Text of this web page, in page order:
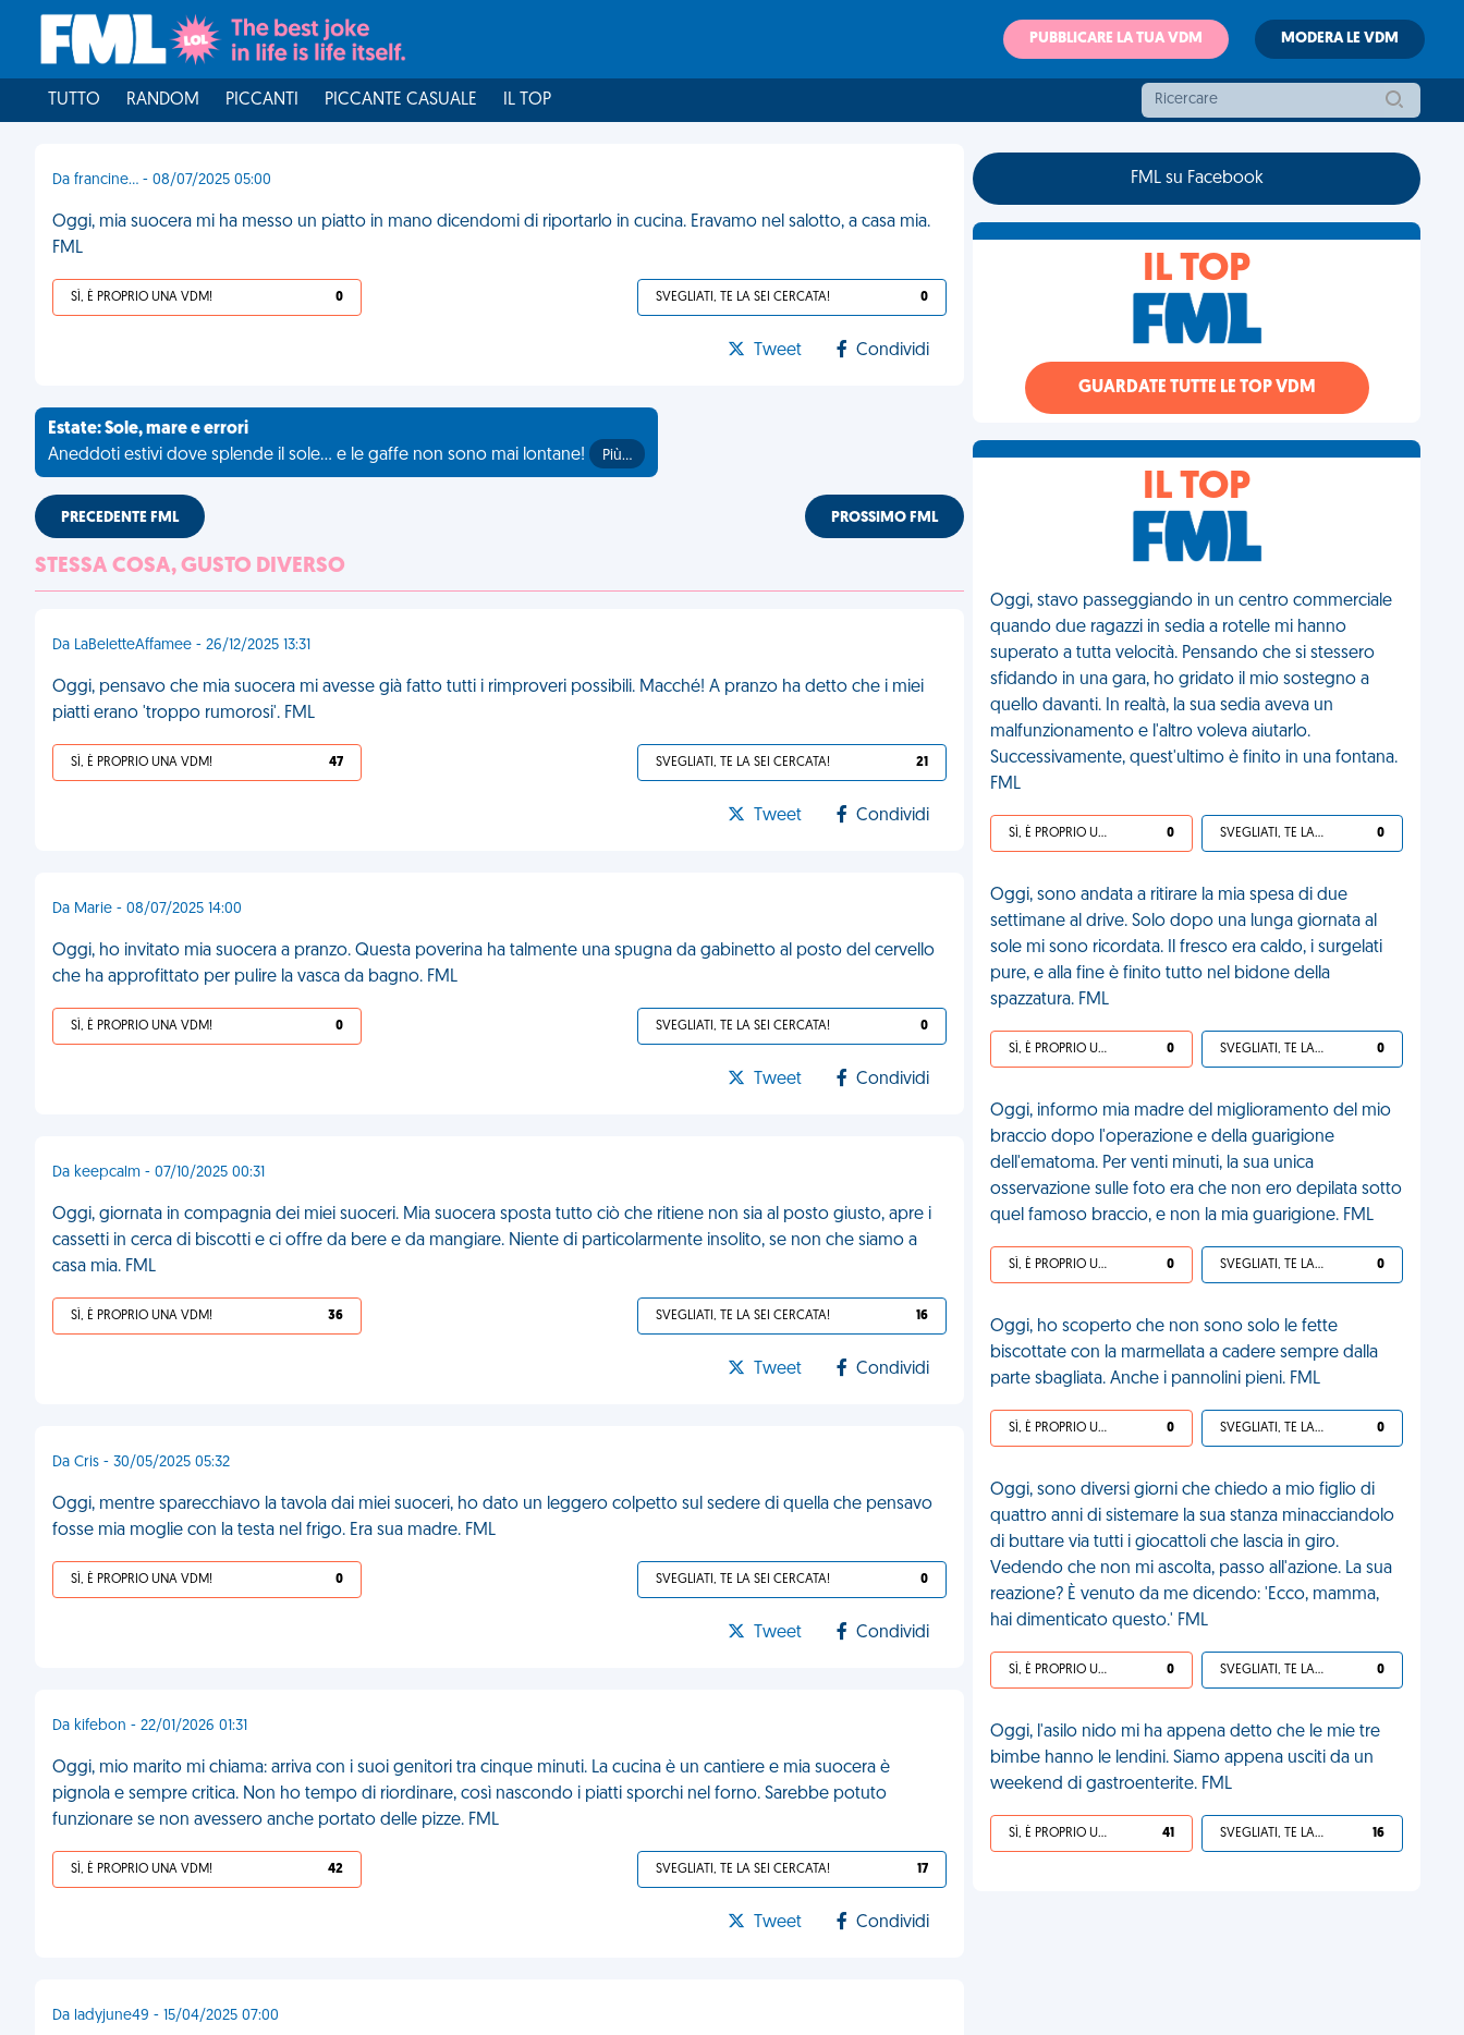
PUBBLICARE LA TUA VDM MODERA LE VDM
TUTTO RANDOM PICCANTI PICCANTE CASUALE IL TOP
Da francine... - 08/07/2025 05:00
Oggi, mia suocera mi ha messo un piatto in mano dicendomi di riportarlo in cucina. Eravamo nel salotto, a casa mia.
FML
SÌ, È PROPRIO UNA VDM! 0 SVEGLIATI, TE LA SEI CERCATA! 0
Tweet Condividi
Estate: Sole, mare e errori
Aneddoti estivi dove splende il sole... e le gaffe non sono mai lontane!
Più…
PRECEDENTE FML PROSSIMO FML
STESSA COSA, GUSTO DIVERSO
Da LaBeletteAffamee - 26/12/2025 13:31
Oggi, pensavo che mia suocera mi avesse già fatto tutti i rimproveri possibili. Macché! A pranzo ha detto che i miei
piatti erano 'troppo rumorosi'. FML
SÌ, È PROPRIO UNA VDM! 47 SVEGLIATI, TE LA SEI CERCATA! 21
Tweet Condividi
Da Marie - 08/07/2025 14:00
Oggi, ho invitato mia suocera a pranzo. Questa poverina ha talmente una spugna da gabinetto al posto del cervello
che ha approfittato per pulire la vasca da bagno. FML
SÌ, È PROPRIO UNA VDM! 0 SVEGLIATI, TE LA SEI CERCATA! 0
Tweet Condividi
Da keepcalm - 07/10/2025 00:31
Oggi, giornata in compagnia dei miei suoceri. Mia suocera sposta tutto ciò che ritiene non sia al posto giusto, apre i
cassetti in cerca di biscotti e ci offre da bere e da mangiare. Niente di particolarmente insolito, se non che siamo a
casa mia. FML
SÌ, È PROPRIO UNA VDM! 36 SVEGLIATI, TE LA SEI CERCATA! 16
Tweet Condividi
Da Cris - 30/05/2025 05:32
Oggi, mentre sparecchiavo la tavola dai miei suoceri, ho dato un leggero colpetto sul sedere di quella che pensavo
fosse mia moglie con la testa nel frigo. Era sua madre. FML
SÌ, È PROPRIO UNA VDM! 0 SVEGLIATI, TE LA SEI CERCATA! 0
Tweet Condividi
Da kifebon - 22/01/2026 01:31
Oggi, mio marito mi chiama: arriva con i suoi genitori tra cinque minuti. La cucina è un cantiere e mia suocera è
pignola e sempre critica. Non ho tempo di riordinare, così nascondo i piatti sporchi nel forno. Sarebbe potuto
funzionare se non avessero anche portato delle pizze. FML
SÌ, È PROPRIO UNA VDM! 42 SVEGLIATI, TE LA SEI CERCATA! 17
Tweet Condividi
Da ladyjune49 - 15/04/2025 07:00
FML su Facebook
IL TOP
GUARDATE TUTTE LE TOP VDM
IL TOP
Oggi, stavo passeggiando in un centro commerciale
quando due ragazzi in sedia a rotelle mi hanno
superato a tutta velocità. Pensando che si stessero
sfidando in una gara, ho gridato il mio sostegno a
quello davanti. In realtà, la sua sedia aveva un
malfunzionamento e l'altro voleva aiutarlo.
Successivamente, quest'ultimo è finito in una fontana.
FML
SÌ, È PROPRIO UNA VDM! 0 SVEGLIATI, TE LA SEI CERCATA! 0
Oggi, sono andata a ritirare la mia spesa di due
settimane al drive. Solo dopo una lunga giornata al
sole mi sono ricordata. Il fresco era caldo, i surgelati
pure, e alla fine è finito tutto nel bidone della
spazzatura. FML
SÌ, È PROPRIO UNA VDM! 0 SVEGLIATI, TE LA SEI CERCATA! 0
Oggi, informo mia madre del miglioramento del mio
braccio dopo l'operazione e della guarigione
dell'ematoma. Per venti minuti, la sua unica
osservazione sulle foto era che non ero depilata sotto
quel famoso braccio, e non la mia guarigione. FML
SÌ, È PROPRIO UNA VDM! 0 SVEGLIATI, TE LA SEI CERCATA! 0
Oggi, ho scoperto che non sono solo le fette
biscottate con la marmellata a cadere sempre dalla
parte sbagliata. Anche i pannolini pieni. FML
SÌ, È PROPRIO UNA VDM! 0 SVEGLIATI, TE LA SEI CERCATA! 0
Oggi, sono diversi giorni che chiedo a mio figlio di
quattro anni di sistemare la sua stanza minacciandolo
di buttare via tutti i giocattoli che lascia in giro.
Vedendo che non mi ascolta, passo all'azione. La sua
reazione? È venuto da me dicendo: 'Ecco, mamma,
hai dimenticato questo.' FML
SÌ, È PROPRIO UNA VDM! 0 SVEGLIATI, TE LA SEI CERCATA! 0
Oggi, l'asilo nido mi ha appena detto che le mie tre
bimbe hanno le lendini. Siamo appena usciti da un
weekend di gastroenterite. FML
SÌ, È PROPRIO UNA VDM! 41 SVEGLIATI, TE LA SEI CERCATA! 16